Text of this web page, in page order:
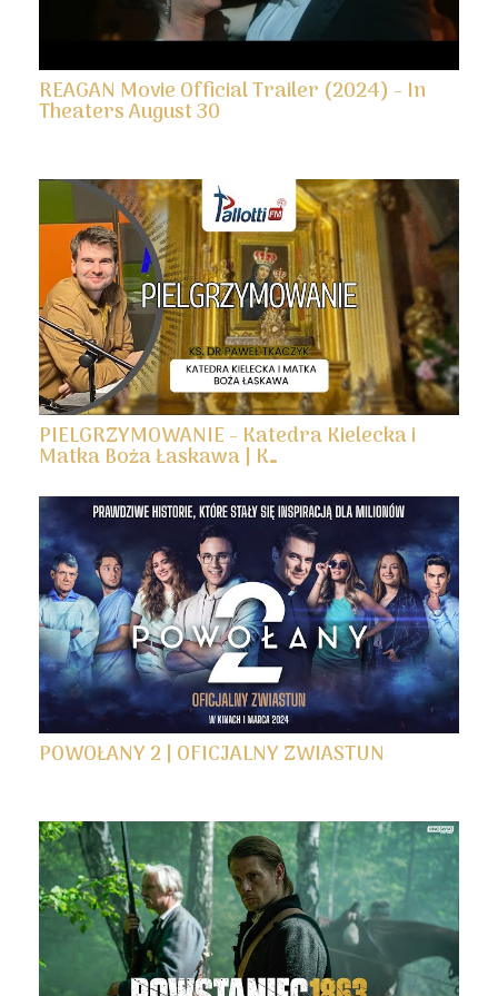
REAGAN Movie Official Trailer (2024) - In
Theaters August 30
PIELGRZYMOWANIE - Katedra Kielecka i
Matka Boża Łaskawa | K…
POWOŁANY 2 | OFICJALNY ZWIASTUN